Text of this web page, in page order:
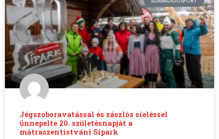
Jégszoboravatással és zászlós síeléssel
ünnepelte 20. születésnapját a
mátraszentistváni Sípark